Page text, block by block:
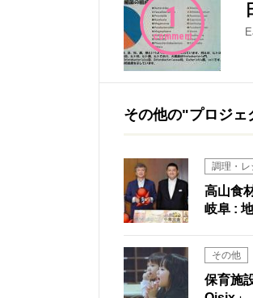
1
comment
その他の"プロジェ
調理・レ
高山食
岐阜 :
その他
保育施